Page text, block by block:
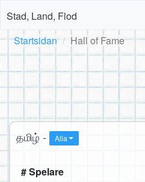
Stad, Land, Flod
Startsidan Hall of Fame
தமிழ் - Alla
# Spelare